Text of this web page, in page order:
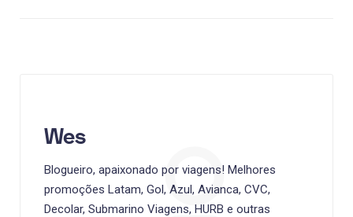
Wes
Blogueiro, apaixonado por viagens! Melhores
promoções Latam, Gol, Azul, Avianca, CVC,
Decolar, Submarino Viagens, HURB e outras